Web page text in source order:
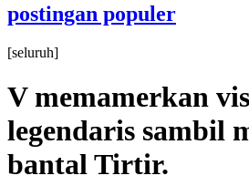
postingan populer
[seluruh]
V memamerkan
legendaris sambil
bantal Tirtir.